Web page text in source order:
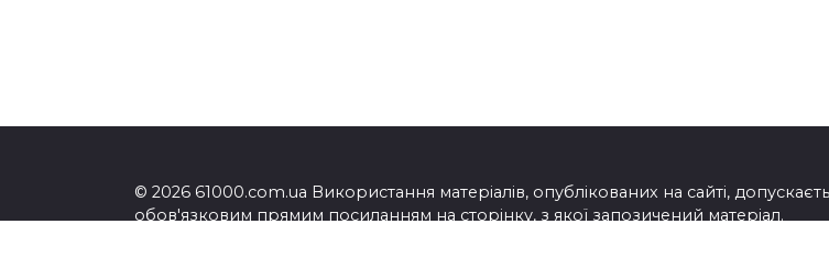
© 2026 61000.com.ua Використання матеріалів, опублікованих на сайті,
обов'язковим прямим посиланням на сторінку, з якої запозичений матеріал.